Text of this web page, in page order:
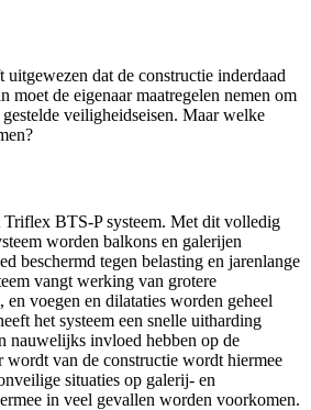
uitgewezen dat de constructie inderdaad
moet de eigenaar maatregelen nemen om
veiligheidseisen. Maar welke
BTS-P systeem. Met dit volledig
worden balkons en galerijen
beschermd tegen belasting en jarenlange
vangt werking van grotere
voegen en dilataties worden geheel
het systeem een snelle uitharding
nauwelijks invloed hebben op de
wordt van de constructie wordt hiermee
situaties op galerij- en
in veel gevallen worden voorkomen.